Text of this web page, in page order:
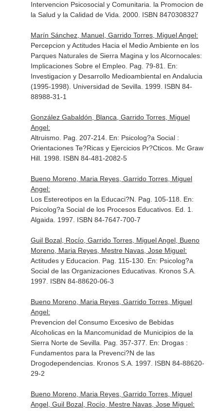
Intervencion Psicosocial y Comunitaria. la Promocion de
la Salud y la Calidad de Vida . 2000. ISBN 8470308327
Marín Sánchez, Manuel, Garrido Torres, Miguel Angel:
Percepcion y Actitudes Hacia el Medio Ambiente en los
Parques Naturales de Sierra Magina y los Alcornocales:
Implicaciones Sobre el Empleo. Pag. 79-81. En:
Investigacion y Desarrollo Medioambiental en Andalucia
(1995-1998) . Universidad de Sevilla. 1999. ISBN 84-
88988-31-1
González Gabaldón, Blanca, Garrido Torres, Miguel
Angel:
Altruismo. Pag. 207-214. En: Psicolog?a Social :
Orientaciones Te?Ricas y Ejercicios Pr?Cticos. Mc Graw
Hill. 1998. ISBN 84-481-2082-5
Bueno Moreno, Maria Reyes, Garrido Torres, Miguel
Angel:
Los Estereotipos en la Educaci?N. Pag. 105-118. En:
Psicolog?a Social de los Procesos Educativos. Ed. 1.
Algaida. 1997. ISBN 84-7647-700-7
Guil Bozal, Rocío, Garrido Torres, Miguel Angel, Bueno
Moreno, Maria Reyes, Mestre Navas, Jose Miguel:
Actitudes y Educacion. Pag. 115-130. En: Psicolog?a
Social de las Organizaciones Educativas. Kronos S.A.
1997. ISBN 84-88620-06-3
Bueno Moreno, Maria Reyes, Garrido Torres, Miguel
Angel:
Prevencion del Consumo Excesivo de Bebidas
Alcoholicas en la Mancomunidad de Municipios de la
Sierra Norte de Sevilla. Pag. 357-377. En: Drogas :
Fundamentos para la Prevenci?N de las
Drogodependencias. Kronos S.A. 1997. ISBN 84-88620-
29-2
Bueno Moreno, Maria Reyes, Garrido Torres, Miguel
Angel, Guil Bozal, Rocío, Mestre Navas, Jose Miguel: